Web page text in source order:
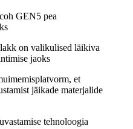
GEN5 pea
on valikulised läikiva
jaoks
et
jäikade materjalide
tehnoloogia